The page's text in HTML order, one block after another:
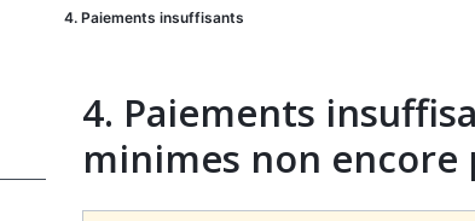
4. Paiements insuffisants
4. Paiements
minimes non encore